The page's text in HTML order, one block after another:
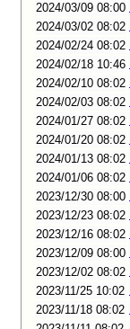
2024/03/09 08:00
2024/03/02 08:02
2024/02/24 08:02
2024/02/18 10:46
2024/02/10 08:02
2024/02/03 08:02
2024/01/27 08:02
2024/01/20 08:02
2024/01/13 08:02
2024/01/06 08:02
2023/12/30 08:00
2023/12/23 08:02
2023/12/16 08:02
2023/12/09 08:00
2023/12/02 08:02
2023/11/25 10:02
2023/11/18 08:02